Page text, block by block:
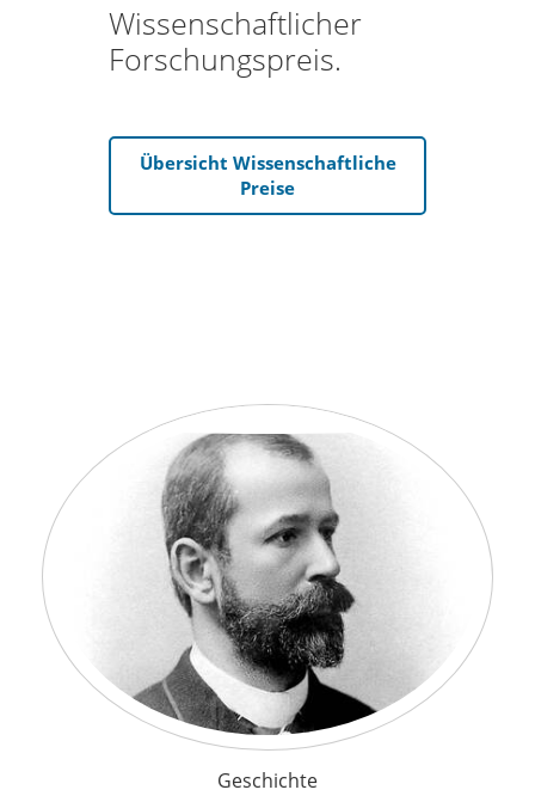
Wissenschaftlicher
Forschungspreis.
Übersicht Wissenschaftliche
Preise
Geschichte